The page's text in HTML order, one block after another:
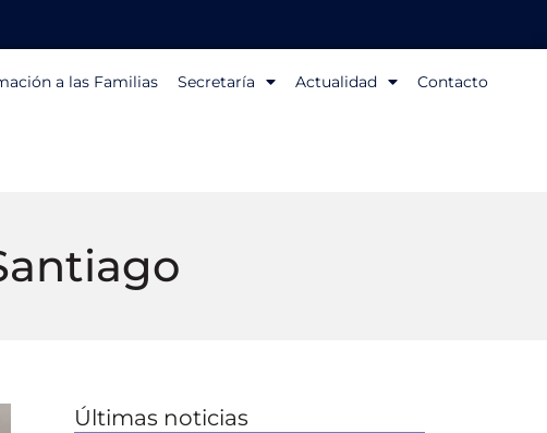
a las Familias Secretaría Actualidad Contacto
Últimas noticias